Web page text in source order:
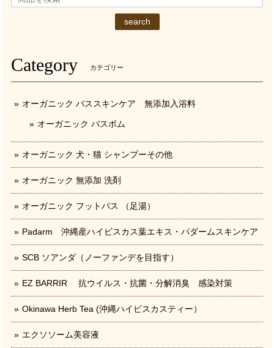
search
Category カテゴリー
オーガニック バススキンケア 無添加入浴料
オーガニック バスボム
オーガニック 犬・猫 シャンプーその他
オーガニック 無添加 洗剤
オーガニック フットバス （足湯）
Padarm 沖縄産ハイビスカス葉エキス・パダームスキンケア
SCB ソアンダ（ノーファンデを目指す）
EZ BARRIR 抗ウイルス・抗菌・分解消臭 感染対策
Okinawa Herb Tea (沖縄ハイビスカスティー）
エクソソーム美容液